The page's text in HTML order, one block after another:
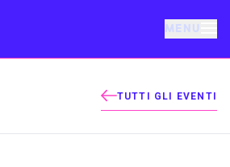
MENU
TUTTI GLI EVENTI